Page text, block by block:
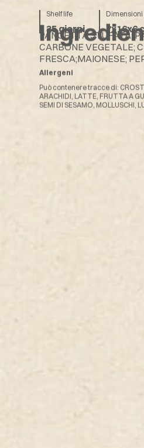
Shelf life
35 giorni
Dimensioni
7x16x6
PANCETTA STUFATA;
CARBONE VEGETALE;
FRESCA;MAIONESE;
Allergeni
Può contenere tracce di:
ARACHIDI, LATTE, FRUTTA A
SEMI DI SESAMO, MOLLUSCHI,